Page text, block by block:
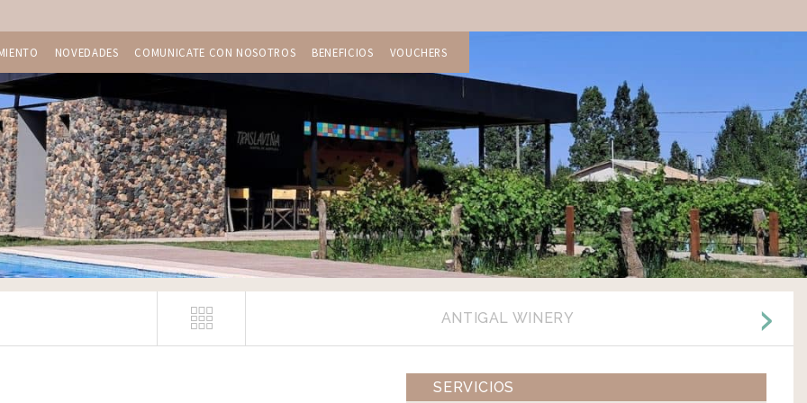
NOVEDADES COMUNICATE CON NOSOTROS BENEFICIOS VOUCHERS
ANTIGAL WINERY
SERVICIOS